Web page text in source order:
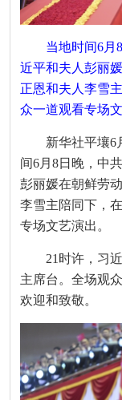
当地时间6月
近平和夫人彭丽
正恩和夫人李雪
众一道观看专场
新华社平壤6
间6月8日晚，中
彭丽媛在朝鲜劳
李雪主陪同下，
专场文艺演出。
21时许，习
主席台。全场观
欢迎和致敬。